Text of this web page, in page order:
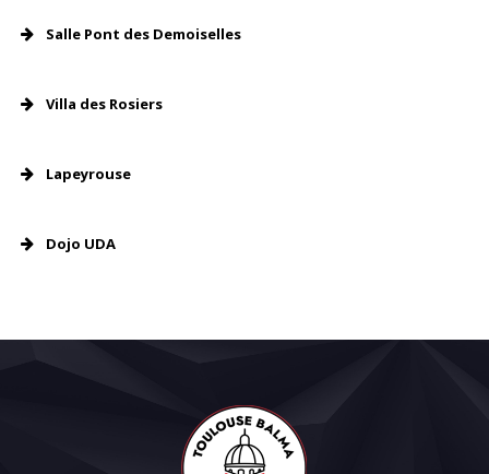
Salle Pont des Demoiselles
Villa des Rosiers
Lapeyrouse
Dojo UDA